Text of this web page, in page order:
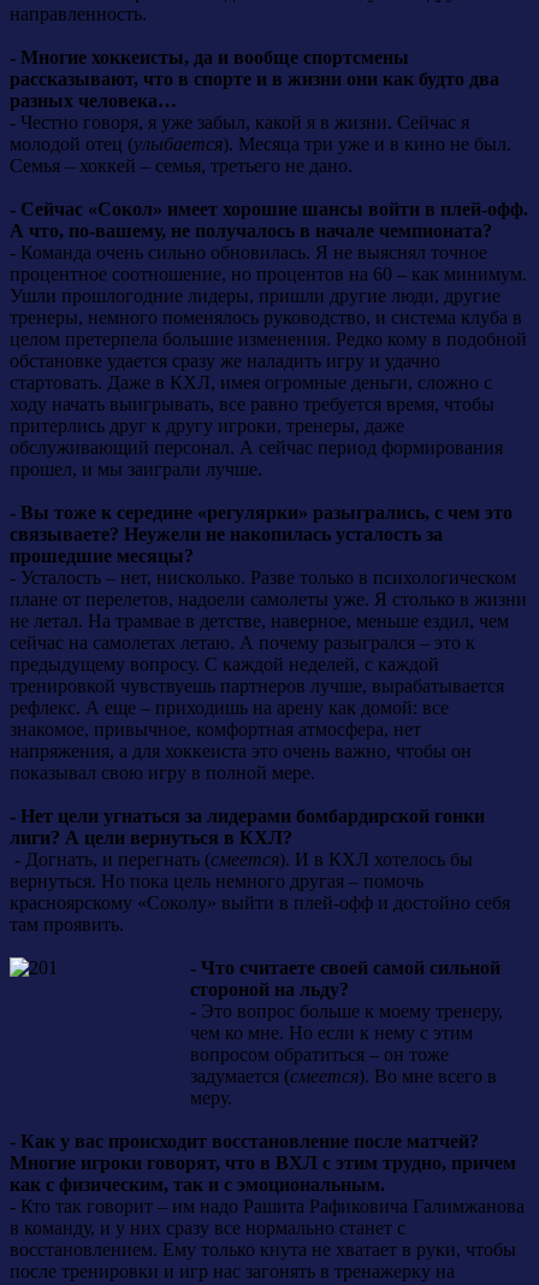
направленность.
- Многие хоккеисты, да и вообще спортсмены
рассказывают, что в спорте и в жизни они как будто два
разных человека…
- Честно говоря, я уже забыл, какой я в жизни. Сейчас я
молодой отец (улыбается). Месяца три уже и в кино не был.
Семья – хоккей – семья, третьего не дано.
- Сейчас «Сокол» имеет хорошие шансы войти в плей-офф.
А что, по-вашему, не получалось в начале чемпионата?
- Команда очень сильно обновилась. Я не выяснял точное
процентное соотношение, но процентов на 60 – как минимум.
Ушли прошлогодние лидеры, пришли другие люди, другие
тренеры, немного поменялось руководство, и система клуба в
целом претерпела большие изменения. Редко кому в подобной
обстановке удается сразу же наладить игру и удачно
стартовать. Даже в КХЛ, имея огромные деньги, сложно с
ходу начать выигрывать, все равно требуется время, чтобы
притерлись друг к другу игроки, тренеры, даже
обслуживающий персонал. А сейчас период формирования
прошел, и мы заиграли лучше.
- Вы тоже к середине «регулярки» разыгрались, с чем это
связываете? Неужели не накопилась усталость за
прошедшие месяцы?
- Усталость – нет, нисколько. Разве только в психологическом
плане от перелетов, надоели самолеты уже. Я столько в жизни
не летал. На трамвае в детстве, наверное, меньше ездил, чем
сейчас на самолетах летаю. А почему разыгрался – это к
предыдущему вопросу. С каждой неделей, с каждой
тренировкой чувствуешь партнеров лучше, вырабатывается
рефлекс. А еще – приходишь на арену как домой: все
знакомое, привычное, комфортная атмосфера, нет
напряжения, а для хоккеиста это очень важно, чтобы он
показывал свою игру в полной мере.
- Нет цели угнаться за лидерами бомбардирской гонки
лиги? А цели вернуться в КХЛ?
- Догнать, и перегнать (смеется). И в КХЛ хотелось бы
вернуться. Но пока цель немного другая – помочь
красноярскому «Соколу» выйти в плей-офф и достойно себя
там проявить.
- Что считаете своей самой сильной
стороной на льду?
- Это вопрос больше к моему тренеру,
чем ко мне. Но если к нему с этим
вопросом обратиться – он тоже
задумается (смеется). Во мне всего в
меру.
- Как у вас происходит восстановление после матчей?
Многие игроки говорят, что в ВХЛ с этим трудно, причем
как с физическим, так и с эмоциональным.
- Кто так говорит – им надо Рашита Рафиковича Галимжанова
в команду, и у них сразу все нормально станет с
восстановлением. Ему только кнута не хватает в руки, чтобы
после тренировки и игр нас загонять в тренажерку на